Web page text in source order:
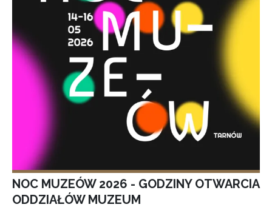
NOC MUZEÓW 2026 - GODZINY OTWARCIA
ODDZIAŁÓW MUZEUM